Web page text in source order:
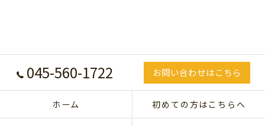
045-560-1722 お問い合わせはこちら
ホーム 初めての方はこちらへ